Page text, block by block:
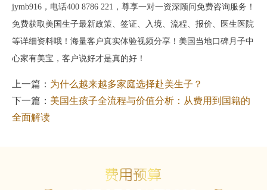
jymb916，电话400 8786 221，尊享一对一资深顾问免费咨询服务！
免费获取美国生子最新政策、签证、入境、流程、报价、医生医院
等详细资料哦！海量客户真实体验视频分享！美国当地口碑月子中
心家有美宝，客户说好才是真的好！
上一篇： 为什么越来越多家庭选择赴美生子？
下一篇： 美国生孩子全流程与价值分析：从费用到国籍的
全面解读